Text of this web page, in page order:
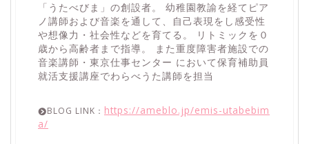
「うたべびま」の創設者。 幼稚園教諭を経てピア
ノ講師および音楽を通して、自己表現をし感受性
や想像力・社会性などを育てる。 リトミックを０
歳から高齢者まで指導。 また重度障害者施設での
音楽講師・東京仕事センター において保育補助員
就活支援講座でわらべうた講師を担当
BLOG LINK： https://ameblo.jp/emis-utabebim
a/